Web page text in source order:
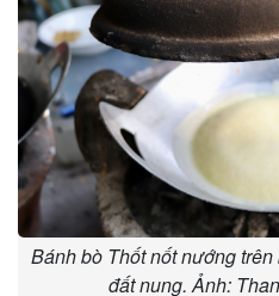
Bánh bò Thốt nốt nướng
đất nung. Ảnh: